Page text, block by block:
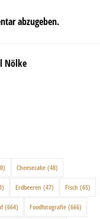
abzugeben.
Nölke
Cheesecake (48)
Erdbeeren (47) Fisch (65)
(664) Foodfotografie (666)